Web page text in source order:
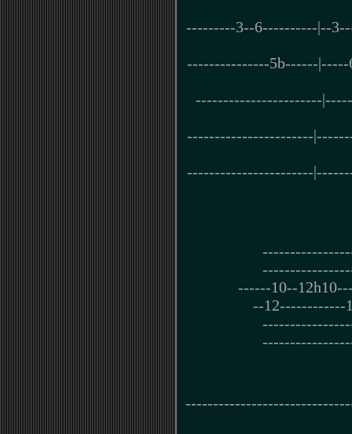
---------3--6----------|--
---------------5b------|-----
-----------------------
-----------------------
-----------------------
------10--
--12------------